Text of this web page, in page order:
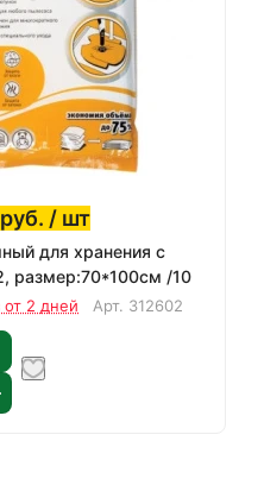
руб. / шт
для хранения с
размер:70*100см /10
от 2 дней Арт. 312602